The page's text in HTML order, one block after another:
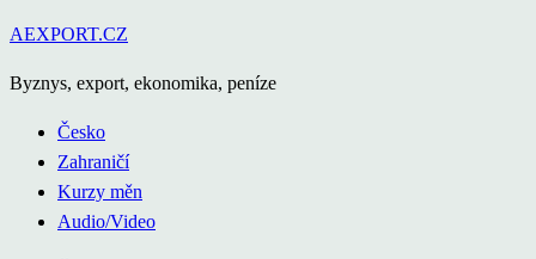
Přejít
obsahu
AEXPORT.CZ
Byznys, export, ekonomika, peníze
Česko
Zahraničí
Kurzy měn
Audio/Video